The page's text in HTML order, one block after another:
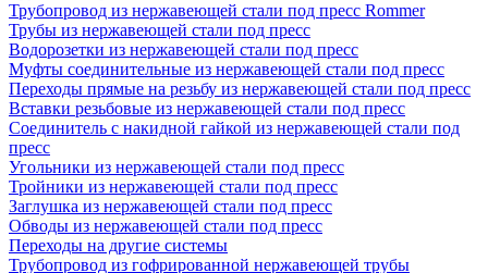
Трубопровод из нержавеющей стали под пресс Rommer
Трубы из нержавеющей стали под пресс
Водорозетки из нержавеющей стали под пресс
Муфты соединительные из нержавеющей стали под пресс
Переходы прямые на резьбу из нержавеющей стали под пресс
Вставки резьбовые из нержавеющей стали под пресс
Соединитель с накидной гайкой из нержавеющей стали под
пресс
Угольники из нержавеющей стали под пресс
Тройники из нержавеющей стали под пресс
Заглушка из нержавеющей стали под пресс
Обводы из нержавеющей стали под пресс
Переходы на другие системы
Трубопровод из гофрированной нержавеющей трубы